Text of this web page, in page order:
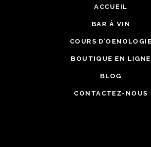
ACCUEIL
BAR À VIN
COURS D’OENOLOGIE
BOUTIQUE EN LIGNE
BLOG
CONTACTEZ-NOUS